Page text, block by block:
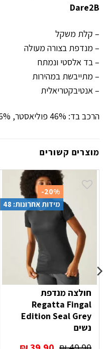
Dare2B
– קלת משקל
– מנדפת בצורה מעולה
– בד אלסטי ונמתח
– מתייבשת במהירות
– אנטיבקטריאלית
הרכב בד: 46% פוליאסטר, 46% פוליאסטר ממוחזר, 8% אלסטן
מוצרים קשורים
-20%
מידות אחרונות: 48
חולצה מנדפת
Regatta Fingal
Edition Seal Grey
נשים